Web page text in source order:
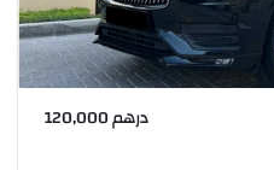
درهم 120,000